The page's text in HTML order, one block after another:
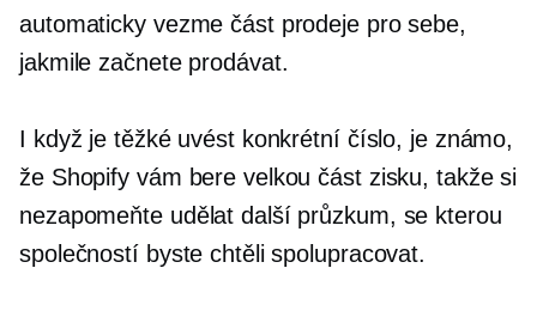
automaticky vezme část prodeje pro sebe,
jakmile začnete prodávat.
I když je těžké uvést konkrétní číslo, je známo,
že Shopify vám bere velkou část zisku, takže si
nezapomeňte udělat další průzkum, se kterou
společností byste chtěli spolupracovat.